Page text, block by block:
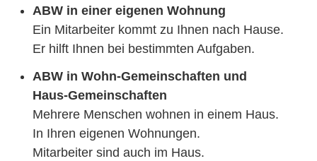
ABW in einer eigenen Wohnung
Ein Mitarbeiter kommt zu Ihnen nach Hause.
Er hilft Ihnen bei bestimmten Aufgaben.
ABW in Wohn-Gemeinschaften und
Haus-Gemeinschaften
Mehrere Menschen wohnen in einem Haus.
In Ihren eigenen Wohnungen.
Mitarbeiter sind auch im Haus.